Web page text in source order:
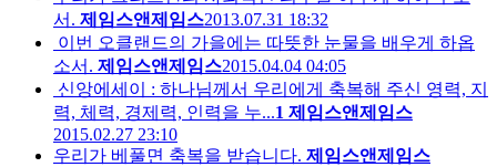
서. 제임스앤제임스2013.07.31 18:32
이번 오클랜드의 가을에는 따뜻한 눈물을 배우게 하옵
소서. 제임스앤제임스2015.04.04 04:05
신앙에세이 : 하나님께서 우리에게 축복해 주신 영력, 지
력, 체력, 경제력, 인력을 누...1 제임스앤제임스
2015.02.27 23:10
우리가 베풀면 축복을 받습니다. 제임스앤제임스